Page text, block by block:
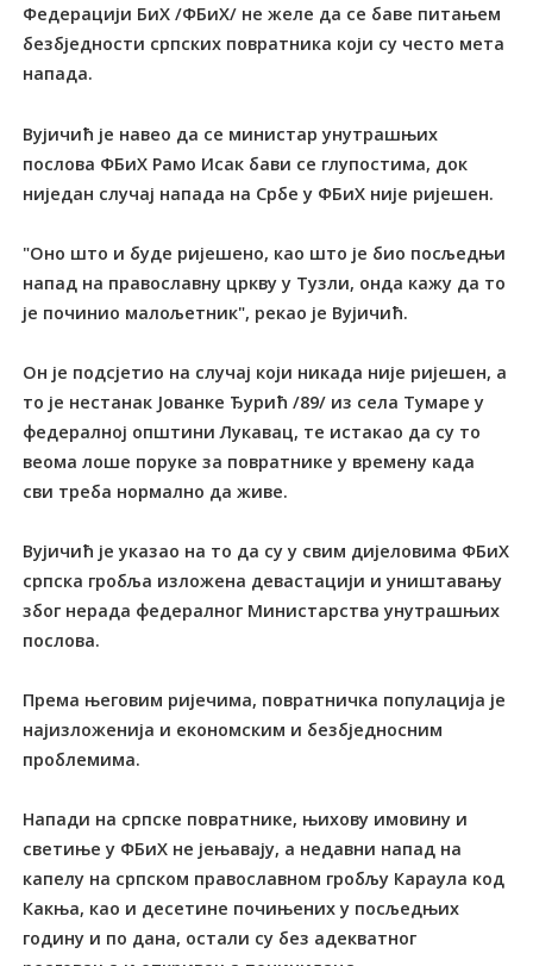
Федерацији БиХ /ФБиХ/ не желе да се баве питањем
безбједности српских повратника који су често мета
напада.
Вујичић је навео да се министар унутрашњих
послова ФБиХ Рамо Исак бави се глупостима, док
ниједан случај напада на Србе у ФБиХ није ријешен.
"Оно што и буде ријешено, као што је био посљедњи
напад на православну цркву у Тузли, онда кажу да то
је починио малољетник", рекао је Вујичић.
Он је подсјетио на случај који никада није ријешен, а
то је нестанак Јованке Ђурић /89/ из села Тумаре у
федералној општини Лукавац, те истакао да су то
веома лоше поруке за повратнике у времену када
сви треба нормално да живе.
Вујичић је указао на то да су у свим дијеловима ФБиХ
српска гробља изложена девастацији и уништавању
због нерада федералног Министарства унутрашњих
послова.
Према његовим ријечима, повратничка популација је
најизложенија и економским и безбједносним
проблемима.
Напади на српске повратнике, њихову имовину и
светиње у ФБиХ не јењавају, а недавни напад на
капелу на српском православном гробљу Караула код
Какња, као и десетине почињених у посљедњих
годину и по дана, остали су без адекватног